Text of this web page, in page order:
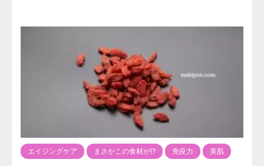
エイジングケア まさかこの食材が⁉️ 免疫力 美肌